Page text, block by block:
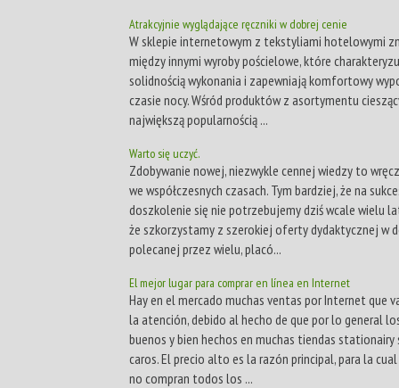
Atrakcyjnie wyglądające ręczniki w dobrej cenie
W sklepie internetowym z tekstyliami hotelowymi
między innymi wyroby pościelowe, które
solidnością wykonania i zapewniają komfortowy
czasie nocy. Wśród produktów z asortymentu
największą popularnością ...
Warto się uczyć.
Zdobywanie nowej, niezwykle cennej wiedzy to
we współczesnych czasach. Tym bardziej, że na
doszkolenie się nie potrzebujemy dziś wcale wielu
że szkorzystamy z szerokiej oferty dydaktycznej w
polecanej przez wielu, placó...
El mejor lugar para comprar en línea en Internet
Hay en el mercado muchas ventas por Internet que
la atención, debido al hecho de que por lo general
buenos y bien hechos en muchas tiendas stationairy
caros. El precio alto es la razón principal, para la
no compran todos los ...